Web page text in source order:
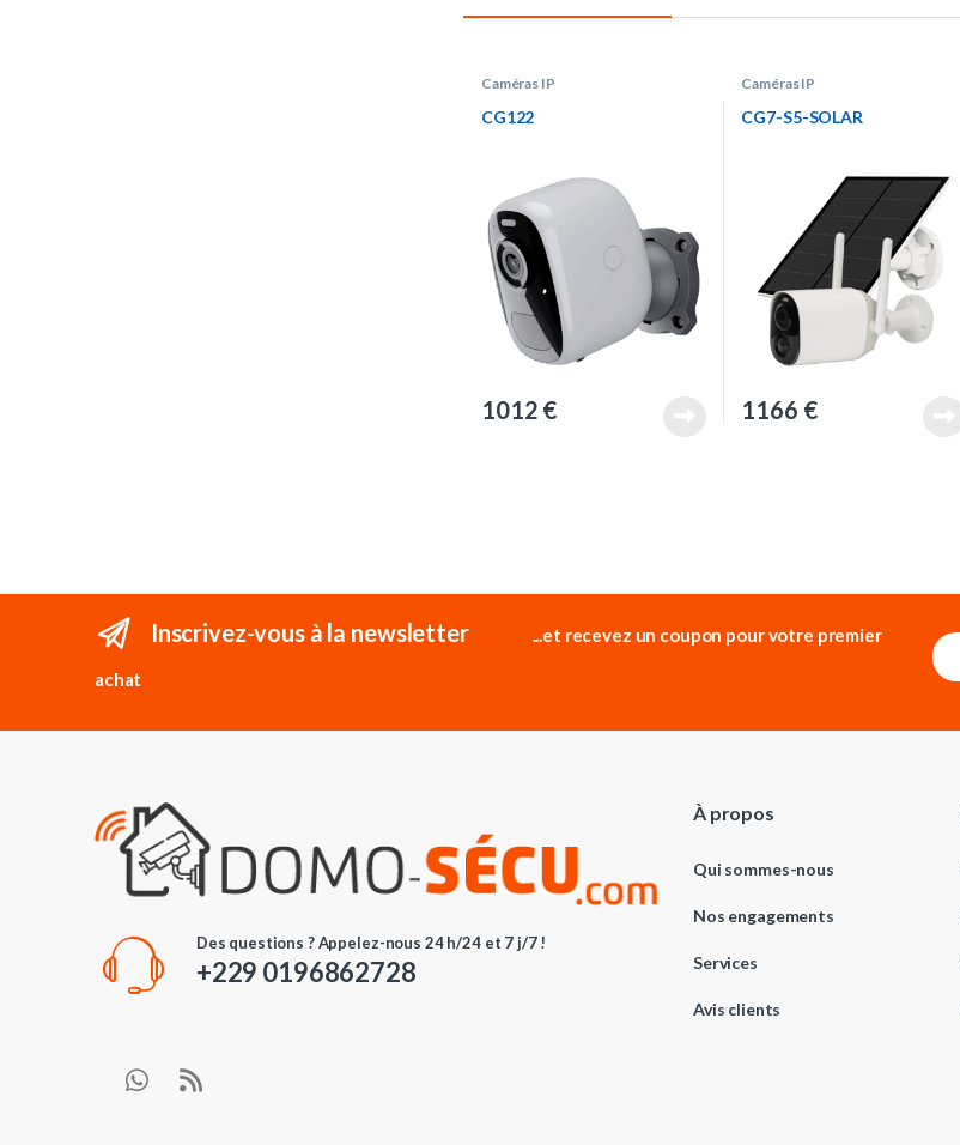
Caméras IP
CG122
1012 €
Caméras IP
CG7-S5-SOLAR
1166 €
Inscrivez-vous à la newsletter ...et recevez un coupon pour votre premier
achat
E
m
l
E
m
l
Des questions ? Appelez-nous 24 h/24 et 7 j/7 !
+229 0196862728
À propos
Qui sommes-nous
Nos engagements
Services
Avis clients